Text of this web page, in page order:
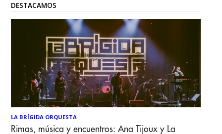
DESTACAMOS
LA BRÍGIDA ORQUESTA
Rimas, música y encuentros: Ana Tijoux y La